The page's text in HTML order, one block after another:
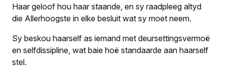
Haar geloof hou haar staande, en sy raadpleeg altyd
die Allerhoogste in elke besluit wat sy moet neem.
Sy beskou haarself as iemand met deursettingsvermoë
en selfdissipline, wat baie hoë standaarde aan haarself
stel.